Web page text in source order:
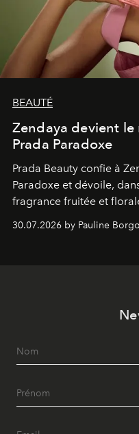
BEAUTÉ
Zendaya devient
Prada Paradoxe
Prada Beauty confie à
Paradoxe et dévoile,
fragrance fruitée et
30.07.2026 by Pauline